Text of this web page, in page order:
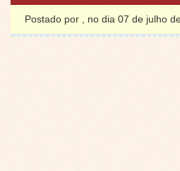
Postado por , no dia 07 de julho